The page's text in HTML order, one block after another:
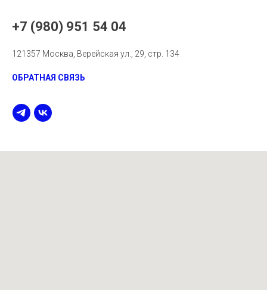
+7 (980) 951 54 04
121357 Москва, Верейская ул., 29, стр. 134
ОБРАТНАЯ СВЯЗЬ